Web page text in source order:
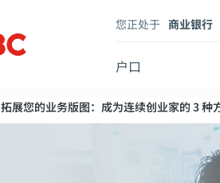
户口
您正处于 商业银行
拓展您的业务版图：成为连续创业家的 3 种